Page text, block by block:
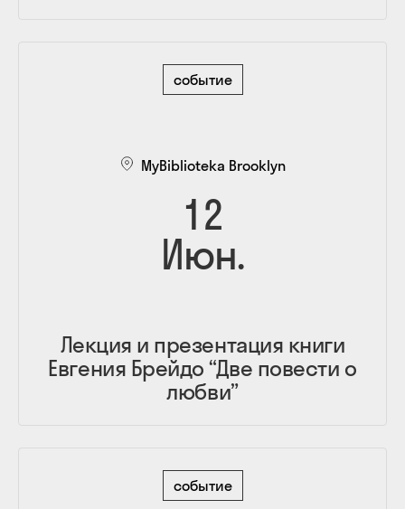
событие
MyBiblioteka Brooklyn
12
Июн.
Лекция и презентация книги
Евгения Брейдо “Две повести о
любви”
событие